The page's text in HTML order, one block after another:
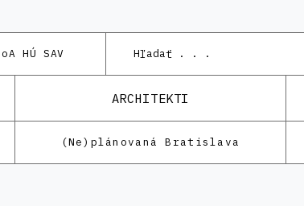
oA HÚ SAV
ARCHITEKTI
(Ne)plánovaná Bratislava